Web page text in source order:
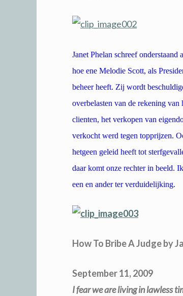
Janet Phelan schreef
hoe ene Melodie Scott, als
beheer heeft. Zij wordt
overbelasten van de rekening
clienten, het verkopen van
verkocht werd tegen topprijzen.
hetgeen geleid heeft tot
daar komt onze rechter in beeld.
een en ander ter verduidelijking.
How To Bribe A Judge by
September 11, 2009
I fear we are living in lawless